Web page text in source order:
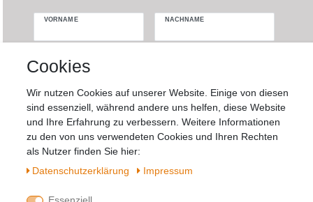
VORNAME NACHNAME
Newsletter
Honig
Hiermit bestätige ich, dass ich dieDaten­
schutz­erklärung
gelesen habe. Meine
Einwilligung kann ich jederzeit widerrufen.**
Abonnieren
** Hierbei handelt es sich um ein Pflichtfeld.
Cookies
Wir nutzen Cookies auf unserer Website. Einige von diesen
sind essenziell, während andere uns helfen, diese Website
und Ihre Erfahrung zu verbessern. Weitere Informationen
zu den von uns verwendeten Cookies und Ihren Rechten
als Nutzer finden Sie hier:
Daten­schutz­erklärung
Impressum